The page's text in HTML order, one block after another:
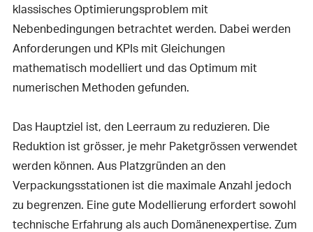
klassisches Optimierungsproblem mit
Nebenbedingungen betrachtet werden. Dabei werden
Anforderungen und KPIs mit Gleichungen
mathematisch modelliert und das Optimum mit
numerischen Methoden gefunden.
Das Hauptziel ist, den Leerraum zu reduzieren. Die
Reduktion ist grösser, je mehr Paketgrössen verwendet
werden können. Aus Platzgründen an den
Verpackungsstationen ist die maximale Anzahl jedoch
zu begrenzen. Eine gute Modellierung erfordert sowohl
technische Erfahrung als auch Domänenexpertise. Zum